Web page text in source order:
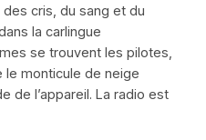
cris, du sang et du
la carlingue
se trouvent les pilotes,
monticule de neige
de l’appareil. La radio est